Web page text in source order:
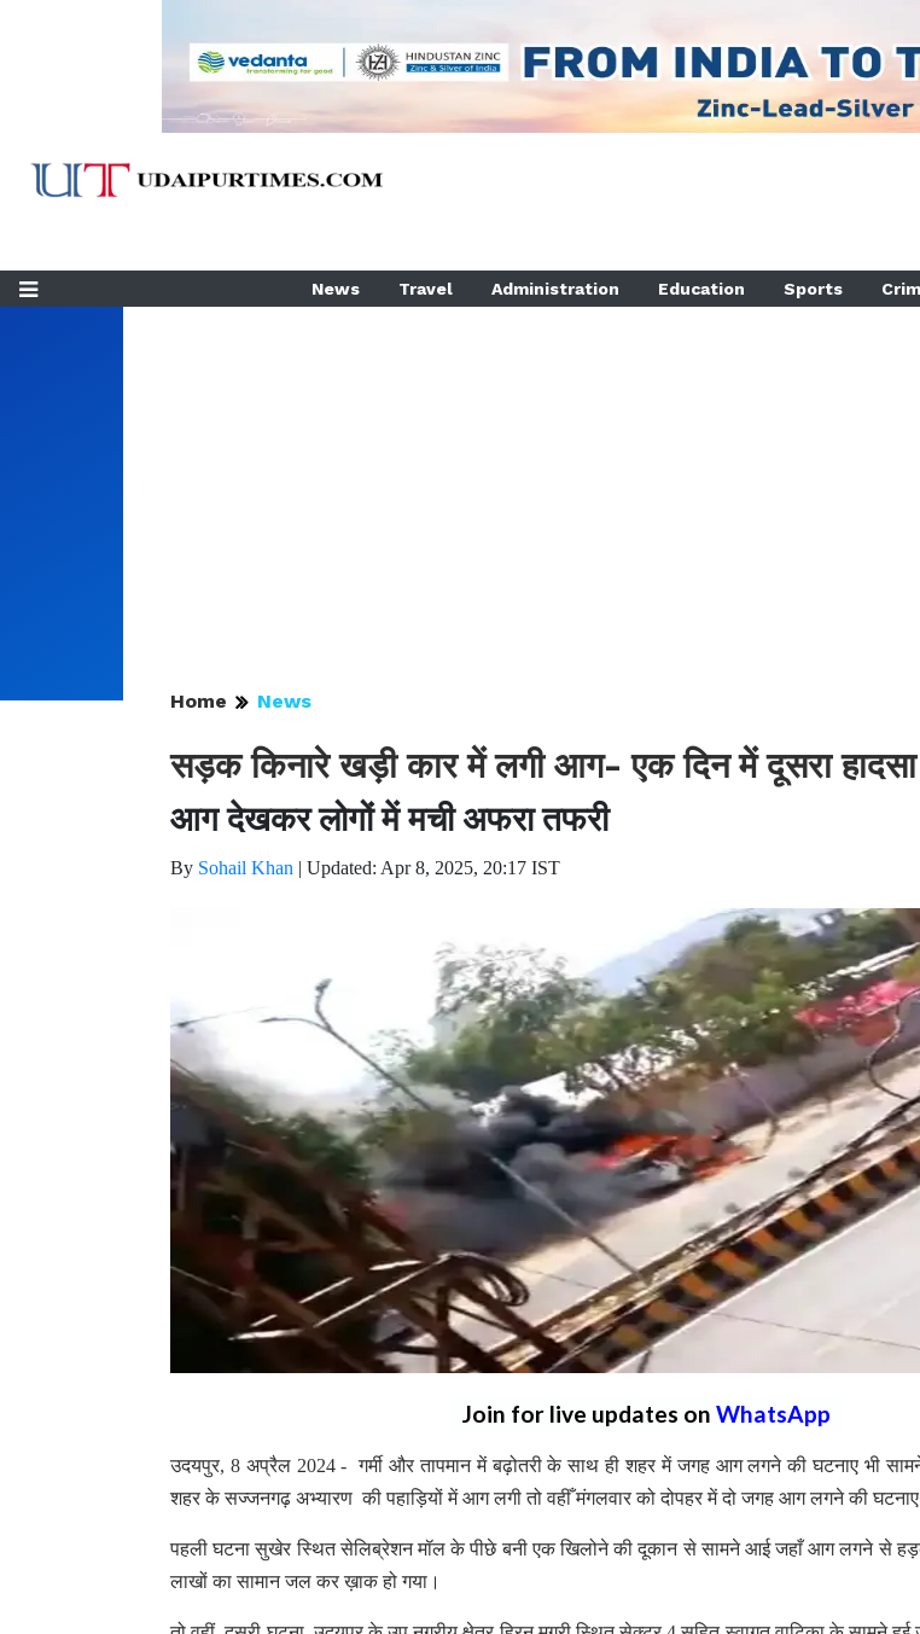
News Travel Administration Education Sports
Home News
सड़क किनारे खड़ी कार में लगी आग- एक दिन में दूसरा हादसा
आग देखकर लोगों में मची अफरा तफरी
By Sohail Khan | Updated: Apr 8, 2025, 20:17 IST
Join for live updates on WhatsApp
उदयपुर, 8 अप्रैल 2024 - गर्मी और तापमान में बढ़ोतरी के साथ ही शहर में जगह आग लगने की घटनाए भी
शहर के सज्जनगढ़ अभ्यारण की पहाड़ियों में आग लगी तो वहीँ मंगलवार को दोपहर में दो जगह आग लगने की
पहली घटना सुखेर स्थित सेलिब्रेशन मॉल के पीछे बनी एक खिलोने की दूकान से सामने आई जहाँ आग लगने से
लाखों का सामान जल कर ख़ाक हो गया।